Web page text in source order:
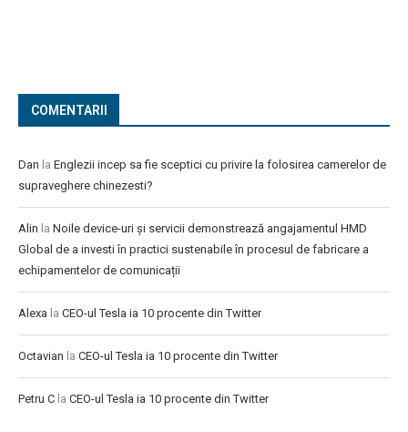
COMENTARII
Dan la Englezii incep sa fie sceptici cu privire la folosirea camerelor de
supraveghere chinezesti?
Alin la Noile device-uri și servicii demonstrează angajamentul HMD
Global de a investi în practici sustenabile în procesul de fabricare a
echipamentelor de comunicații
Alexa la CEO-ul Tesla ia 10 procente din Twitter
Octavian la CEO-ul Tesla ia 10 procente din Twitter
Petru C la CEO-ul Tesla ia 10 procente din Twitter